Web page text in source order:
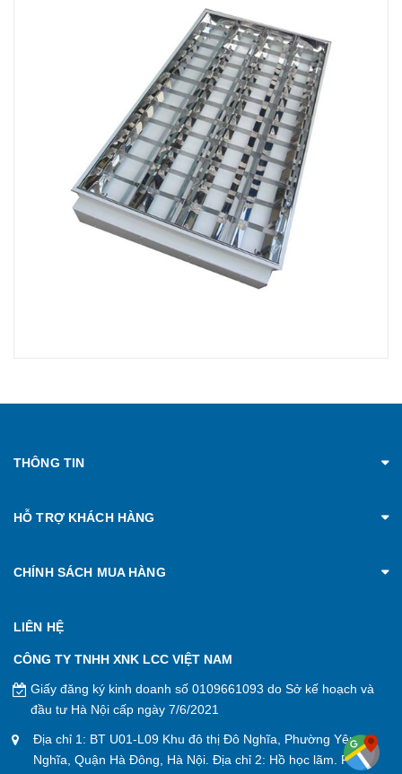
THÔNG TIN
HỖ TRỢ KHÁCH HÀNG
CHÍNH SÁCH MUA HÀNG
LIÊN HỆ
CÔNG TY TNHH XNK LCC VIỆT NAM
Giấy đăng ký kinh doanh số 0109661093 do Sở kế hoạch và
đầu tư Hà Nội cấp ngày 7/6/2021
Địa chỉ 1: BT U01-L09 Khu đô thị Đô Nghĩa, Phường Yên
Nghĩa, Quận Hà Đông, Hà Nội. Địa chỉ 2: Hồ học lãm. P. An